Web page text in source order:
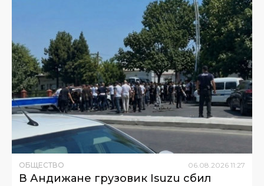
ОБЩЕСТВО 06.08.2026 11:27
В Андижане грузовик Isuzu сбил